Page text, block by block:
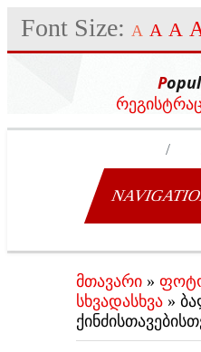
Font Size: A A A
მთავარი »
სხვადასხვა »